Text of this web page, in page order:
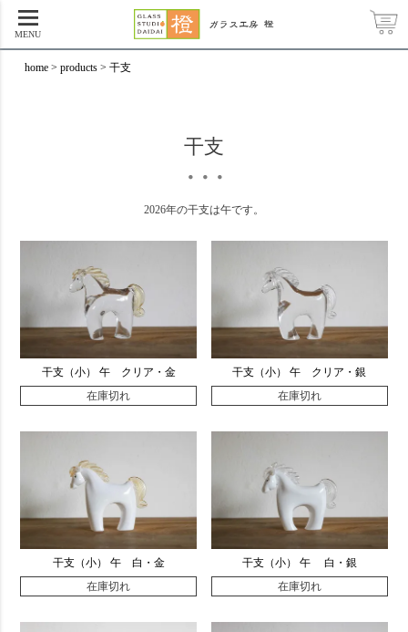
MENU
home products 干支
干支
・・・
2026年の干支は午です。
干支（小） 午 クリア・金
在庫切れ
干支（小） 午 クリア・銀
在庫切れ
干支（小） 午 白・金
在庫切れ
干支（小） 午 白・銀
在庫切れ